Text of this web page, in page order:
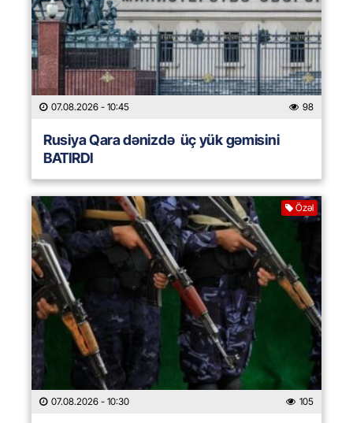
07.08.2026 - 10:45 98
Rusiya Qara dənizdə üç yük gəmisini
BATIRDI
Özəl
07.08.2026 - 10:30 105